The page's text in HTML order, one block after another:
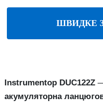
ШВИДКЕ
Instrumentop DUC122Z
акумуляторна